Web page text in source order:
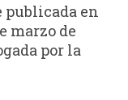
publicada en
marzo de
por la